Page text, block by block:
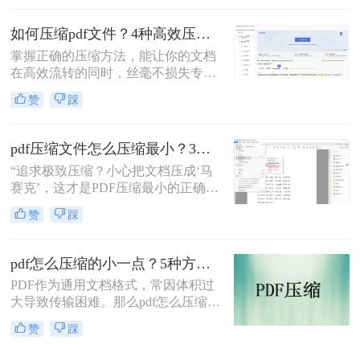
限、上传平台失败、微信无法传输，
或是大量占用设备存储空间。那么pdf
文件太大怎么变小呢？本文将为您详
细梳理几种主流且有效的方法，从在
线工具到专业软件，从简易操作到高
级技巧，助您轻松解决PDF文件过大
如何压缩pdf文件？4种高效压缩秘籍，小白也能轻松上手！
掌握正确的压缩方法，能让你的文档
在高效流转的同时，丝毫不损失专业
形象。在职场与自媒体创作中，PDF
因其格式稳定、兼容性强的特性，成
动辄几十兆、甚至上百兆的PDF文
件，却常常令人头疼——邮件发送受
限、微信传输超时、云盘上传缓慢，
严重拖累工作效率。
赞 踩
pdf压缩文件怎么压缩最小？3招“极限瘦身”术，从50M榨到5M！
“追求极致压缩？小心把文档压成‘马
赛克’，这才是PDF压缩最小的正确姿
势！”大家好，我是小编。在IT互联网
行业深耕多年，做过无数次办公软件
是“工作累”，而是“这破PDF又太大了
发不出去！”。
赞 踩
pdf怎么压缩的小一点？5种方法让文档体积缩小80%
PDF作为通用文档格式，常因体积过
大导致传输困难。那么pdf怎么压缩的
小一点呢？本文将介绍5种专业级压
缩方法，助您轻松解决PDF文件过大
赞 踩